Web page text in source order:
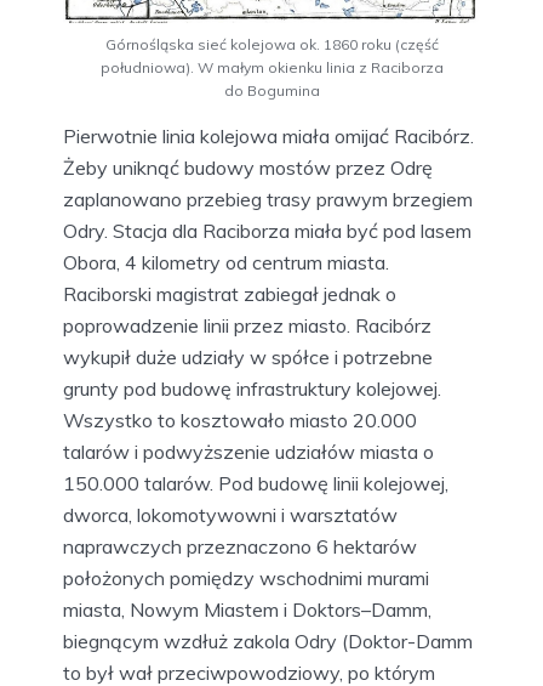
Górnośląska sieć kolejowa ok. 1860 roku (część
południowa). W małym okienku linia z Raciborza
do Bogumina
Pierwotnie linia kolejowa miała omijać Racibórz.
Żeby uniknąć budowy mostów przez Odrę
zaplanowano przebieg trasy prawym brzegiem
Odry. Stacja dla Raciborza miała być pod lasem
Obora, 4 kilometry od centrum miasta.
Raciborski magistrat zabiegał jednak o
poprowadzenie linii przez miasto. Racibórz
wykupił duże udziały w spółce i potrzebne
grunty pod budowę infrastruktury kolejowej.
Wszystko to kosztowało miasto 20.000
talarów i podwyższenie udziałów miasta o
150.000 talarów. Pod budowę linii kolejowej,
dworca, lokomotywowni i warsztatów
naprawczych przeznaczono 6 hektarów
położonych pomiędzy wschodnimi murami
miasta, Nowym Miastem i Doktors–Damm,
biegnącym wzdłuż zakola Odry (Doktor-Damm
to był wał przeciwpowodziowy, po którym